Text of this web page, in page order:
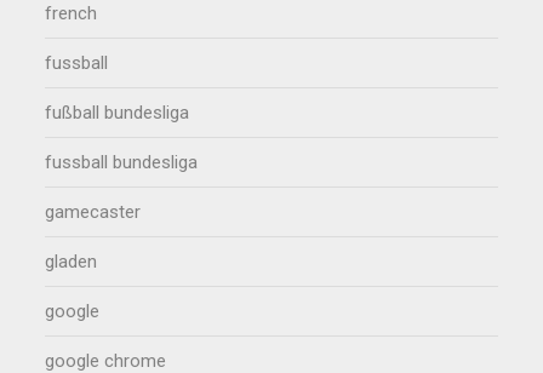
french
fussball
fußball bundesliga
fussball bundesliga
gamecaster
gladen
google
google chrome